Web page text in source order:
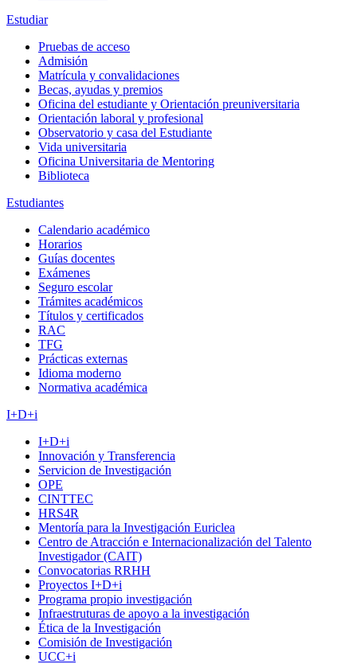
Estudiar
Pruebas de acceso
Admisión
Matrícula y convalidaciones
Becas, ayudas y premios
Oficina del estudiante y Orientación preuniversitaria
Orientación laboral y profesional
Observatorio y casa del Estudiante
Vida universitaria
Oficina Universitaria de Mentoring
Biblioteca
Estudiantes
Calendario académico
Horarios
Guías docentes
Exámenes
Seguro escolar
Trámites académicos
Títulos y certificados
RAC
TFG
Prácticas externas
Idioma moderno
Normativa académica
I+D+i
I+D+i
Innovación y Transferencia
Servicion de Investigación
OPE
CINTTEC
HRS4R
Mentoría para la Investigación Euriclea
Centro de Atracción e Internacionalización del Talento
Investigador (CAIT)
Convocatorias RRHH
Proyectos I+D+i
Programa propio investigación
Infraestruturas de apoyo a la investigación
Ética de la Investigación
Comisión de Investigación
UCC+i